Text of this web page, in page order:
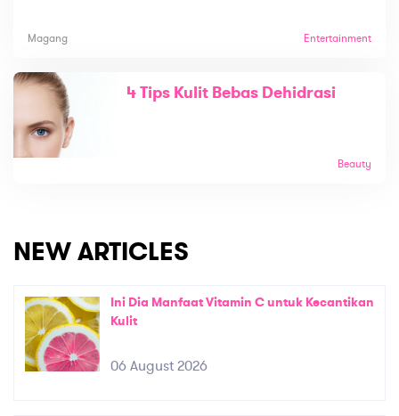
Magang Entertainment
4 Tips Kulit Bebas Dehidrasi
Beauty
NEW ARTICLES
Ini Dia Manfaat Vitamin C untuk Kecantikan
Kulit
06 August 2026